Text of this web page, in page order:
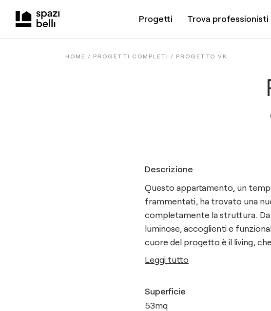
Progetti Trova professionisti
HOME / PROGETTI COMPLETI / PROGETTO VK
Descrizione
Questo appartamento, un
frammentati, ha trovato una
completamente la struttura. Da
luminose, accoglienti e
cuore del progetto è il living,
Leggi tutto
Superficie
53mq